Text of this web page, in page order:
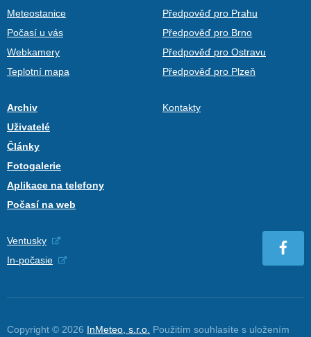
Meteostanice
Počasí u vás
Webkamery
Teplotní mapa
Předpověď pro Prahu
Předpověď pro Brno
Předpověď pro Ostravu
Předpověď pro Plzeň
Archiv
Uživatelé
Články
Fotogalerie
Aplikace na telefony
Počasí na web
Kontakty
Ventusky
In-počasie
Copyright © 2026 InMeteo, s.r.o. Použitím souhlasíte s uložením